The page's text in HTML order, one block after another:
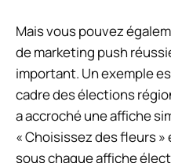
Mais vous pouvez
de marketing push
important. Un exemple
cadre des élections
a accroché une affiche
« Choisissez des fleurs
sous chaque affiche